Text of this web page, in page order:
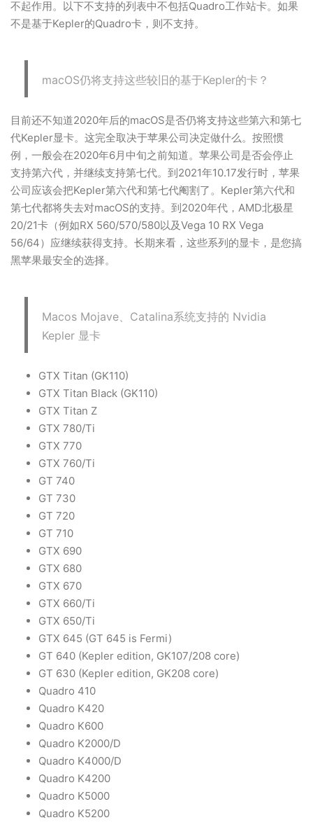
不起作用。以下不支持的列表中不包括Quadro工作站卡。如果
不是基于Kepler的Quadro卡，则不支持。
macOS仍将支持这些较旧的基于Kepler的卡？
目前还不知道2020年后的macOS是否仍将支持这些第六和第七
代Kepler显卡。这完全取决于苹果公司决定做什么。按照惯
例，一般会在2020年6月中旬之前知道。苹果公司是否会停止
支持第六代，并继续支持第七代。到2021年10.17发行时，苹果
公司应该会把Kepler第六代和第七代阉割了。Kepler第六代和
第七代都将失去对macOS的支持。到2020年代，AMD北极星
20/21卡（例如RX 560/570/580以及Vega 10 RX Vega
56/64）应继续获得支持。长期来看，这些系列的显卡，是您搞
黑苹果最安全的选择。
Macos Mojave、Catalina系统支持的 Nvidia
Kepler 显卡
GTX Titan (GK110)
GTX Titan Black (GK110)
GTX Titan Z
GTX 780/Ti
GTX 770
GTX 760/Ti
GT 740
GT 730
GT 720
GT 710
GTX 690
GTX 680
GTX 670
GTX 660/Ti
GTX 650/Ti
GTX 645 (GT 645 is Fermi)
GT 640 (Kepler edition, GK107/208 core)
GT 630 (Kepler edition, GK208 core)
Quadro 410
Quadro K420
Quadro K600
Quadro K2000/D
Quadro K4000/D
Quadro K4200
Quadro K5000
Quadro K5200